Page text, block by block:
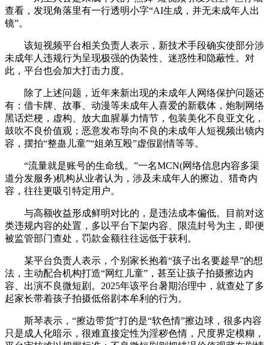
查看，发现角落里有一行透明小字“AI生成，并无未成年人出
镜”。
该短视频平台相关负责人表示，新技术手段确实使部分涉
未成年人违规行为呈现极强的伪装性、迷惑性和隐蔽性。对
此，平台也会加大打击力度。
除了上述问题，近年来新出现的未成年人网络保护问题还
有：借卡牌、故事、动漫等未成年人喜爱的新载体，炮制网络
黑话烂梗，虚构、放大血腥暴力情节，包装美化不良亚文化，
鼓吹不良价值观；恶意发布导向不良的未成年人短视频出镜内
容，摆拍“整蛊儿童”“姐弟互殴”虚假剧情等等。
“流量就是账号的生命线。”一名MCN(网络信息内容多渠
道分发服务)机构从业者认为，涉及未成年人的擦边、猎奇内
容，往往更吸引特定用户。
与高额收益形成鲜明对比的，是违法成本偏低。目前对这
类违规内容的处置，多以平台下架内容、限流封号为主，即便
被监管部门查处，罚款金额往往远低于获利。
某平台负责人表示，个别家长抱着“孩子出名要趁早”的想
法，主动配合机构打造“网红儿童”，甚至让孩子拍摄擦边内
容、出演不良微短剧。2025年该平台暑期治理中，就查处了多
起家长带着孩子拍摄低俗剧本牟利的行为。
斯琴表示，“擦边带货”打的是“软色情”擦边球，很多内容
只是成人化暗示，很难直接定性为淫秽色情，尺度界定模糊，